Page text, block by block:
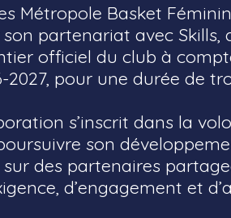
Métropole Basket
son partenariat avec Skills,
officiel du club à
2027, pour une durée de
s’inscrit dans la
son
sur des partenaires
d’engagement et